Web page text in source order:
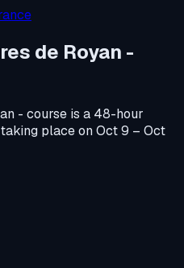
de Royan -
- course is a 48-hour
place onOct 9 – Oct